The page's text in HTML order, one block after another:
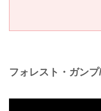
フォレスト・ガン